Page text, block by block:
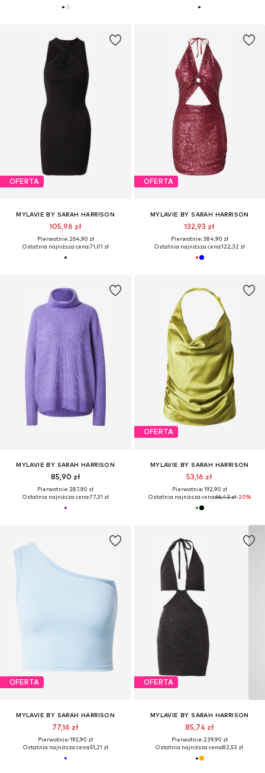
OFERTA
MYLAVIE BY SARAH HARRISON
105,96 zł
Pierwotnie: 264,90 zł
Ostatnia najniższa cena:71,01 zł
OFERTA
MYLAVIE BY SARAH HARRISON
132,93 zł
Pierwotnie: 384,90 zł
Ostatnia najniższa cena:122,32 zł
MYLAVIE BY SARAH HARRISON
85,90 zł
Pierwotnie: 287,90 zł
Ostatnia najniższa cena:77,31 zł
OFERTA
MYLAVIE BY SARAH HARRISON
53,16 zł
Pierwotnie: 192,90 zł
Ostatnia najniższa cena:66,43 zł-20%
OFERTA
MYLAVIE BY SARAH HARRISON
77,16 zł
Pierwotnie: 192,90 zł
Ostatnia najniższa cena:51,21 zł
OFERTA
MYLAVIE BY SARAH HARRISON
85,74 zł
Pierwotnie: 239,90 zł
Ostatnia najniższa cena:82,53 zł